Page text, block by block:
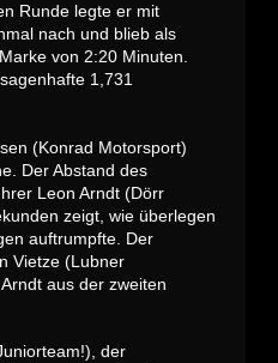
Runde legte er mit
nach und blieb als
von 2:20 Minuten.
1,731
(Konrad Motorsport)
Der Abstand des
Leon Arndt (Dörr
zeigt, wie überlegen
auftrumpfte. Der
Vietze (Lubner
aus der zweiten
der